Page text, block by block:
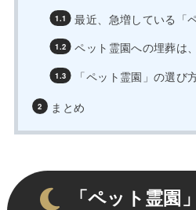
最近、急増している「
ペット霊園への埋葬は
「ペット霊園」の選び
まとめ
「ペット霊園